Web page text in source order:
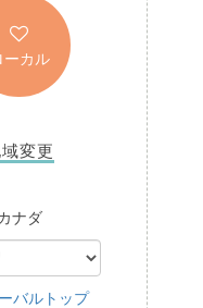
ーカル
変更
ナダ
バルトップ